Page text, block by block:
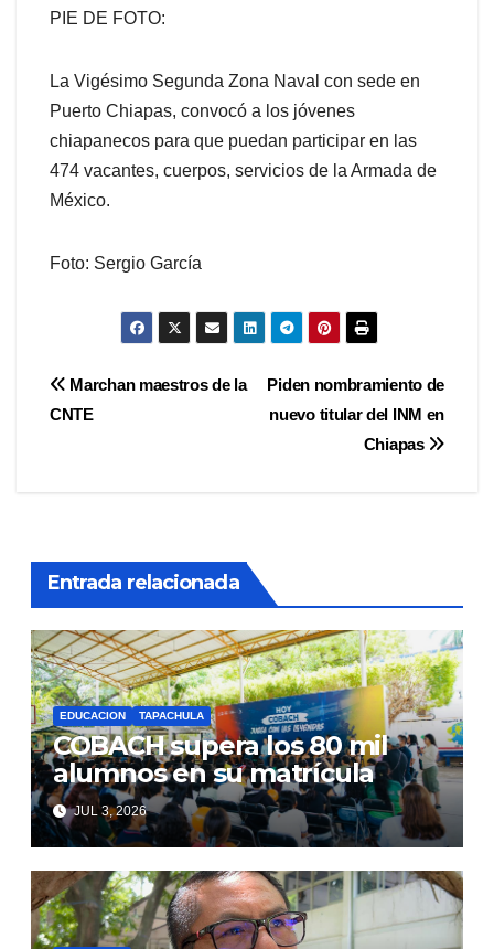
PIE DE FOTO:
La Vigésimo Segunda Zona Naval con sede en
Puerto Chiapas, convocó a los jóvenes
chiapanecos para que puedan participar en las
474 vacantes, cuerpos, servicios de la Armada de
México.
Foto: Sergio García
Navegación
Piden nombramiento de
nuevo titular del INM en
Chiapas
Marchan maestros de la
CNTE
Entrada relacionada
EDUCACION TAPACHULA
COBACH supera los 80 mil
alumnos en su matrícula
JUL 3, 2026